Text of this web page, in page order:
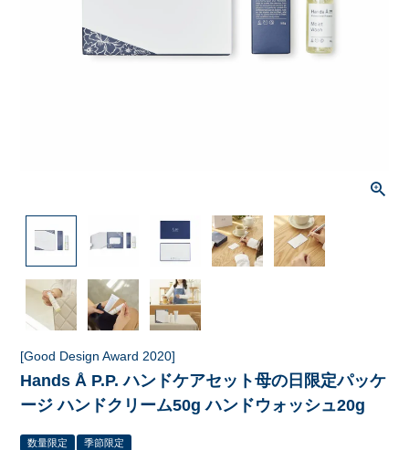
[Good Design Award 2020]
Hands Å P.P. ハンドケアセット母の日限定パッケ
ージ ハンドクリーム50g ハンドウォッシュ20g
数量限定 季節限定